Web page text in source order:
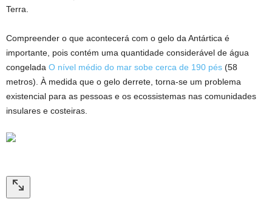
Terra.
Compreender o que acontecerá com o gelo da Antártica é
importante, pois contém uma quantidade considerável de água
congelada O nível médio do mar sobe cerca de 190 pés (58
metros). À medida que o gelo derrete, torna-se um problema
existencial para as pessoas e os ecossistemas nas comunidades
insulares e costeiras.